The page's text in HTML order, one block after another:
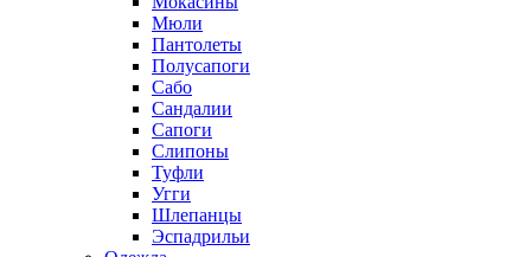
Мюли
Пантолеты
Полусапоги
Сабо
Сандалии
Сапоги
Слипоны
Туфли
Угги
Шлепанцы
Эспадрильи